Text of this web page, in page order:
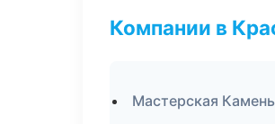
Компании в
Мастерская